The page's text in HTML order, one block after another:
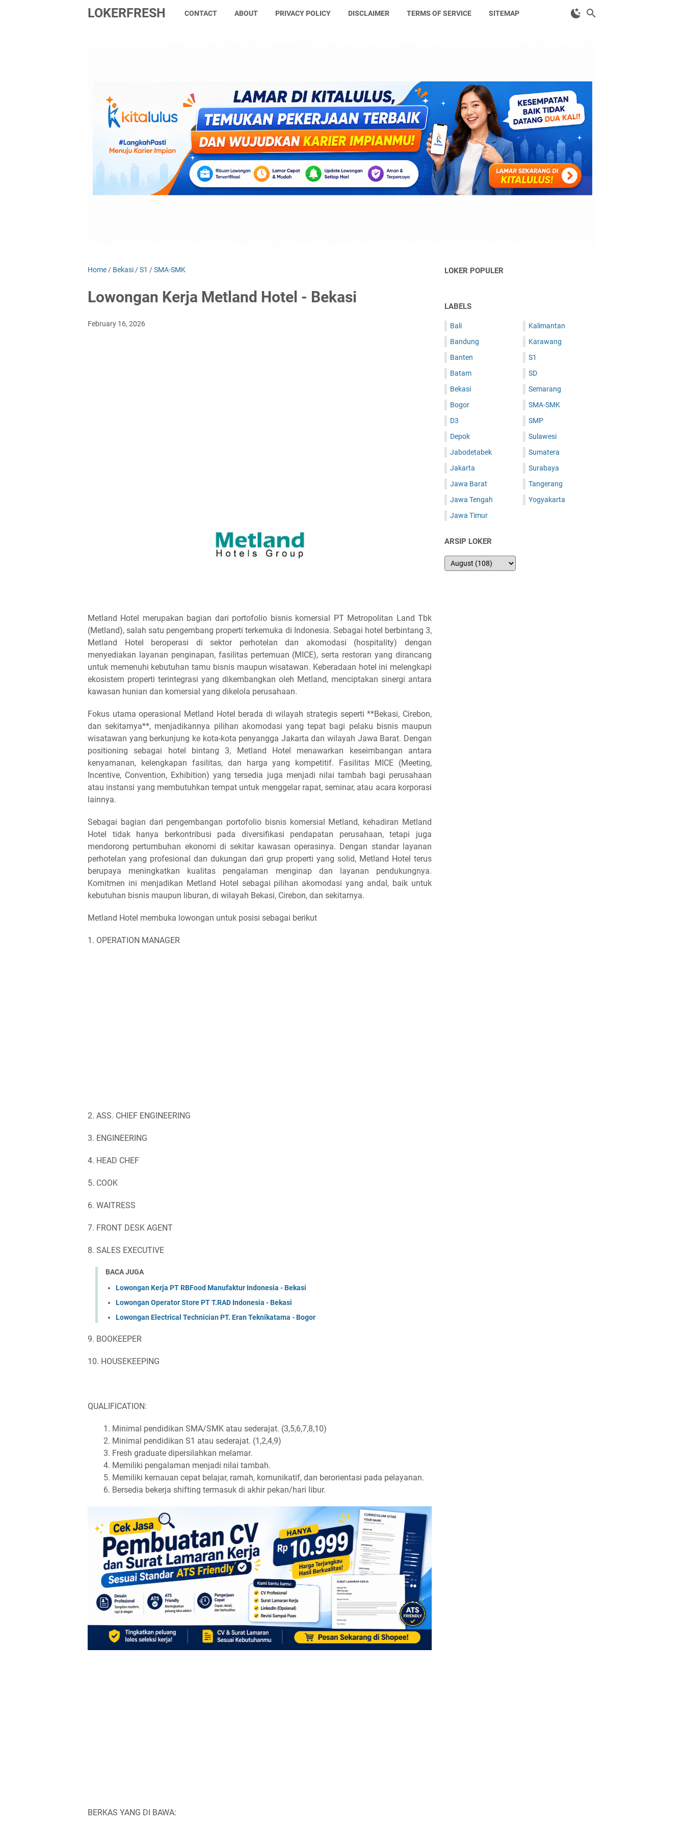
LOKERFRESH CONTACT ABOUT PRIVACY POLICY DISCLAIMER TERMS OF SERVICE SITEMAP
Home / Bekasi /S1 /SMA-SMK
Lowongan Kerja Metland Hotel - Bekasi
February 16, 2026
Metland Hotel merupakan bagian dari portofolio bisnis komersial PT Metropolitan Land Tbk
(Metland), salah satu pengembang properti terkemuka di Indonesia. Sebagai hotel berbintang 3,
Metland Hotel beroperasi di sektor perhotelan dan akomodasi (hospitality) dengan
menyediakan layanan penginapan, fasilitas pertemuan (MICE), serta restoran yang dirancang
untuk memenuhi kebutuhan tamu bisnis maupun wisatawan. Keberadaan hotel ini melengkapi
ekosistem properti terintegrasi yang dikembangkan oleh Metland, menciptakan sinergi antara
kawasan hunian dan komersial yang dikelola perusahaan.
Fokus utama operasional Metland Hotel berada di wilayah strategis seperti **Bekasi, Cirebon,
dan sekitarnya**, menjadikannya pilihan akomodasi yang tepat bagi pelaku bisnis maupun
wisatawan yang berkunjung ke kota-kota penyangga Jakarta dan wilayah Jawa Barat. Dengan
positioning sebagai hotel bintang 3, Metland Hotel menawarkan keseimbangan antara
kenyamanan, kelengkapan fasilitas, dan harga yang kompetitif. Fasilitas MICE (Meeting,
Incentive, Convention, Exhibition) yang tersedia juga menjadi nilai tambah bagi perusahaan
atau instansi yang membutuhkan tempat untuk menggelar rapat, seminar, atau acara korporasi
lainnya.
Sebagai bagian dari pengembangan portofolio bisnis komersial Metland, kehadiran Metland
Hotel tidak hanya berkontribusi pada diversifikasi pendapatan perusahaan, tetapi juga
mendorong pertumbuhan ekonomi di sekitar kawasan operasinya. Dengan standar layanan
perhotelan yang profesional dan dukungan dari grup properti yang solid, Metland Hotel terus
berupaya meningkatkan kualitas pengalaman menginap dan layanan pendukungnya.
Komitmen ini menjadikan Metland Hotel sebagai pilihan akomodasi yang andal, baik untuk
kebutuhan bisnis maupun liburan, di wilayah Bekasi, Cirebon, dan sekitarnya.
Metland Hotel membuka lowongan untuk posisi sebagai berikut
1. OPERATION MANAGER
2. ASS. CHIEF ENGINEERING
3. ENGINEERING
4. HEAD CHEF
5. COOK
6. WAITRESS
7. FRONT DESK AGENT
8. SALES EXECUTIVE
BACA JUGA
Lowongan Kerja PT RBFood Manufaktur Indonesia - Bekasi
Lowongan Operator Store PT T.RAD Indonesia - Bekasi
Lowongan Electrical Technician PT. Eran Teknikatama - Bogor
9. BOOKEEPER
10. HOUSEKEEPING
QUALIFICATION:
Minimal pendidikan SMA/SMK atau sederajat. (3,5,6,7,8,10)
Minimal pendidikan S1 atau sederajat. (1,2,4,9)
Fresh graduate dipersilahkan melamar.
Memiliki pengalaman menjadi nilai tambah.
Memiliki kemauan cepat belajar, ramah, komunikatif, dan berorientasi pada pelayanan.
Bersedia bekerja shifting termasuk di akhir pekan/hari libur.
BERKAS YANG DI BAWA:
LOKER POPULER
LABELS
Bali
Bandung
Banten
Batam
Bekasi
Bogor
D3
Depok
Jabodetabek
Jakarta
Jawa Barat
Jawa Tengah
Jawa Timur
Kalimantan
Karawang
S1
SD
Semarang
SMA-SMK
SMP
Sulawesi
Sumatera
Surabaya
Tangerang
Yogyakarta
ARSIP LOKER